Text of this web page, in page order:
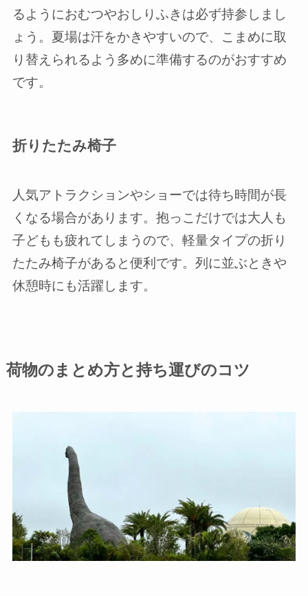
るようにおむつやおしりふきは必ず持参しまし
ょう。夏場は汗をかきやすいので、こまめに取
り替えられるよう多めに準備するのがおすすめ
です。
折りたたみ椅子
人気アトラクションやショーでは待ち時間が長
くなる場合があります。抱っこだけでは大人も
子どもも疲れてしまうので、軽量タイプの折り
たたみ椅子があると便利です。列に並ぶときや
休憩時にも活躍します。
荷物のまとめ方と持ち運びのコツ